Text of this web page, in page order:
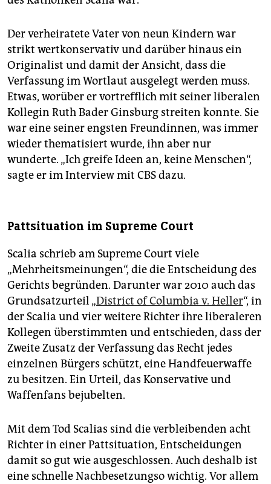
Der verheiratete Vater von neun Kindern war
strikt wertkonservativ und darüber hinaus ein
Originalist und damit der Ansicht, dass die
Verfassung im Wortlaut ausgelegt werden muss.
Etwas, worüber er vortrefflich mit seiner liberalen
Kollegin Ruth Bader Ginsburg streiten konnte. Sie
war eine seiner engsten Freundinnen, was immer
wieder thematisiert wurde, ihn aber nur
wunderte. „Ich greife Ideen an, keine Menschen“,
sagte er im Interview mit CBS dazu.
Pattsituation im Supreme Court
Scalia schrieb am Supreme Court viele
„Mehrheitsmeinungen“, die die Entscheidung des
Gerichts begründen. Darunter war 2010 auch das
Grundsatzurteil „District of Columbia v. Heller“, in
der Scalia und vier weitere Richter ihre liberaleren
Kollegen überstimmten und entschieden, dass der
Zweite Zusatz der Verfassung das Recht jedes
einzelnen Bürgers schützt, eine Handfeuerwaffe
zu besitzen. Ein Urteil, das Konservative und
Waffenfans bejubelten.
Mit dem Tod Scalias sind die verbleibenden acht
Richter in einer Pattsituation, Entscheidungen
damit so gut wie ausgeschlossen. Auch deshalb ist
eine schnelle Nachbesetzungso wichtig. Vor allem